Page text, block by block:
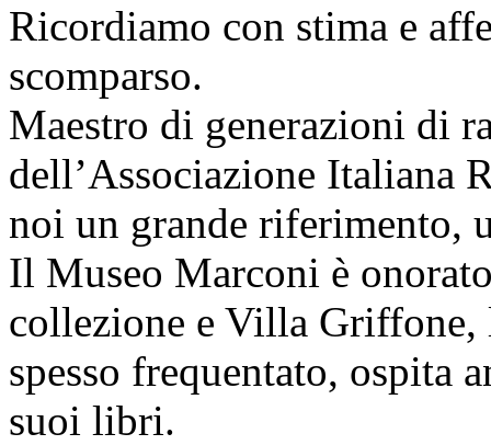
Ricordiamo con stima e
scomparso.
Maestro di generazioni di
dell’Associazione Italiana
noi un grande riferimento,
Il Museo Marconi è
collezione e Villa Griffone,
spesso frequentato, ospita
suoi libri.